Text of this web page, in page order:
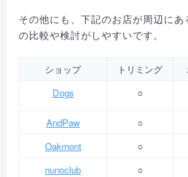
その他にも、下記のお店が周辺に
の比較や検討がしやすいです。
ショップ トリミング
Dogs
○
AndPaw
○
Oakmont
○
nunoclub
○